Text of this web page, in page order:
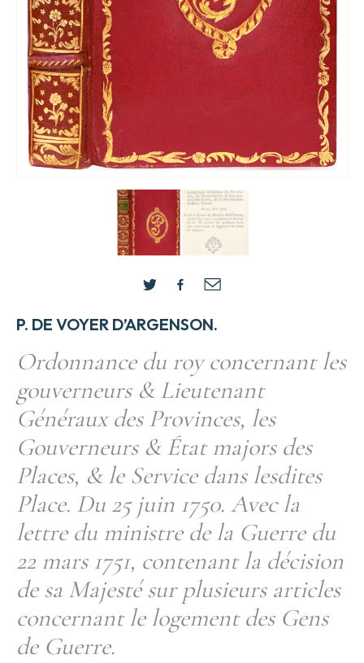
P. DE VOYER D’ARGENSON.
Ordonnance du roy concernant les
gouverneurs & Lieutenant
Généraux des Provinces, les
Gouverneurs & État majors des
Places, & le Service dans lesdites
Place. Du 25 juin 1750. Avec la
lettre du ministre de la Guerre du
22 mars 1751, contenant la décision
de sa Majesté sur plusieurs articles
concernant le logement des Gens
de Guerre.